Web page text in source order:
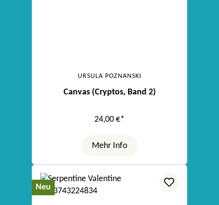
URSULA POZNANSKI
Canvas (Cryptos, Band 2)
24,00 €*
Mehr Info
Neu